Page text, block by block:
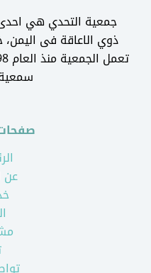
جمعية التحدي هي احدى
ذوي الاعاقة فى
عن